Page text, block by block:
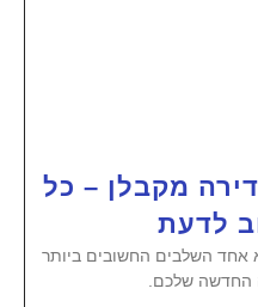
דירה מקבלן – כל
לדעת
אחד השלבים החשובים ביותר
החדשה שלכם.